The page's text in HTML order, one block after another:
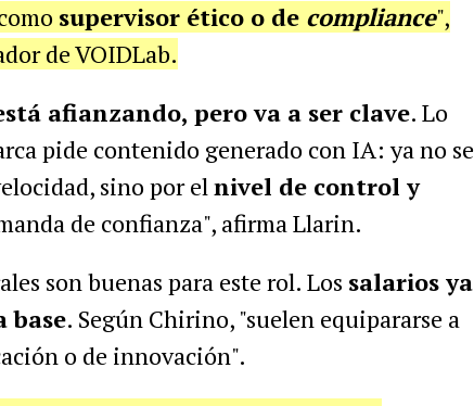
supervisor ético o de compliance",
de VOIDLab.
afianzando, pero va a ser clave. Lo
pide contenido generado con IA: ya no se
sino por elnivel de control y
de confianza", afirma Llarin.
son buenas para este rol. Los salarios ya
base. Según Chirino, "suelen equipararse a
o de innovación".